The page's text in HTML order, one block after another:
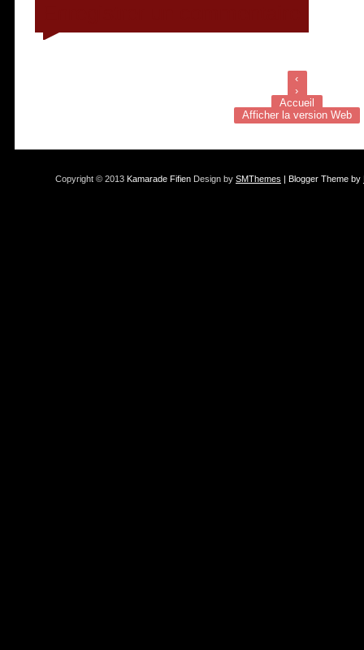
‹
›
Accueil
Afficher la version Web
Copyright © 2013 Kamarade Fifien Design by SMThemes | Blogger Theme by